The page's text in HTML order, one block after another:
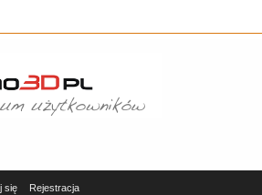
się Rejestracja